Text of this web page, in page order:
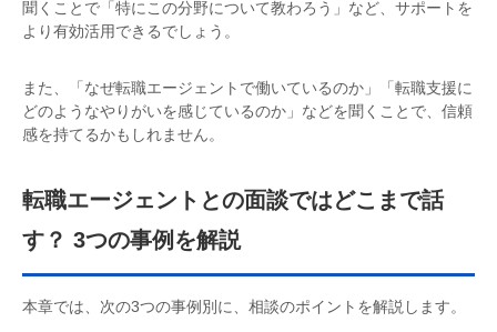
聞くことで「特にこの分野について教わろう」など、サポートを
より有効活用できるでしょう。
また、「なぜ転職エージェントで働いているのか」「転職支援に
どのようなやりがいを感じているのか」などを聞くことで、信頼
感を持てるかもしれません。
転職エージェントとの面談ではどこまで話
す？ 3つの事例を解説
本章では、次の3つの事例別に、相談のポイントを解説します。